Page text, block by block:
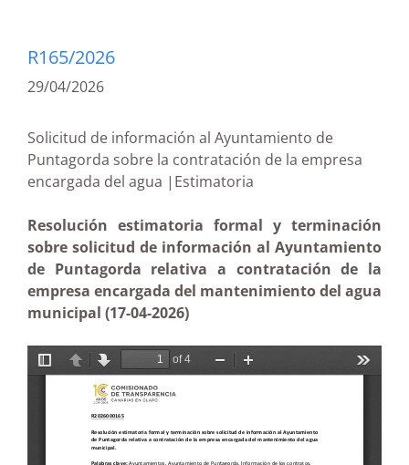
R165/2026
29/04/2026
Solicitud de información al Ayuntamiento de
Puntagorda sobre la contratación de la empresa
encargada del agua |Estimatoria
Resolución estimatoria formal y terminación
sobre solicitud de información al Ayuntamiento
de Puntagorda relativa a contratación de la
empresa encargada del mantenimiento del agua
municipal (17-04-2026)